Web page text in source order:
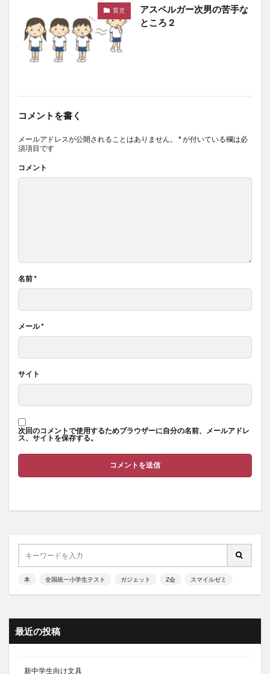
育児
アスペルガー次男の苦手な
ところ２
コメントを書く
メールアドレスが公開されることはありません。 *が付いている欄は必
須項目です
コメント
名前*
メール*
サイト
次回のコメントで使用するためブラウザーに自分の名前、メールアドレ
ス、サイトを保存する。
本 全国統一小学生テスト ガジェット Z会 スマイルゼミ
最近の投稿
新中学生向け文具